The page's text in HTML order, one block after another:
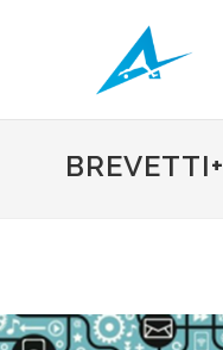
BREVETTI+